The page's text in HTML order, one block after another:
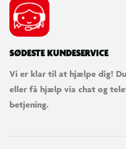
SØDESTE KUNDESERVICE
Vi er klar til at hjælpe dig!
eller få hjælp via chat og
betjening.